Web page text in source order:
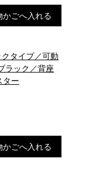
かごへ入れる
タイプ／可動
ラック／背座
ター
かごへ入れる